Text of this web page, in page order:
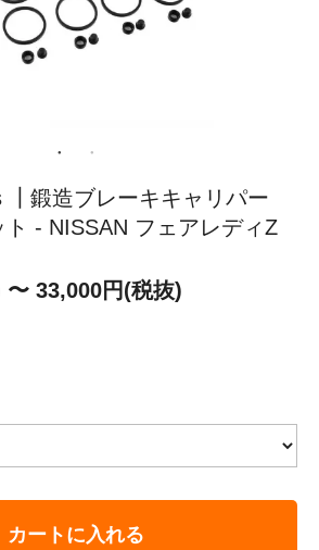
┃鍛造ブレーキキャリパー
- NISSAN フェアレディZ
〜 33,000円(税抜)
カートに入れる